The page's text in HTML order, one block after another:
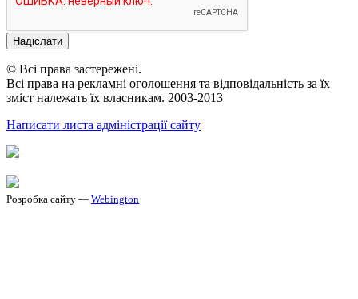
Надіслати
© Всі права застережені.
Всі права на рекламні оголошення та відповідальність за їх
зміст належать їх власникам. 2003-2013
Написати листа адміністрації сайту
Розробка сайту — Webington